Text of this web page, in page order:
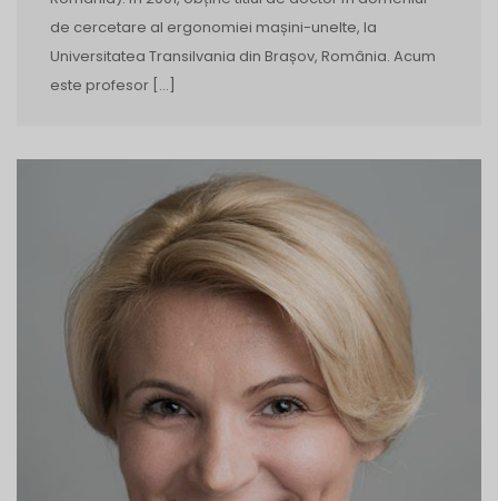
de cercetare al ergonomiei mașini-unelte, la
Universitatea Transilvania din Brașov, România. Acum
este profesor […]